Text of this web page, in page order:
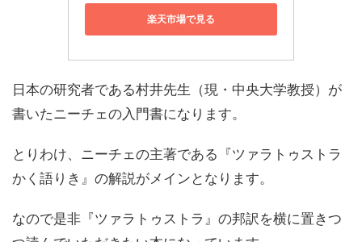
楽天市場で見る
日本の研究者である村井先生（現・中央大学教授）が
書いたニーチェの入門書になります。
とりわけ、ニーチェの主著である『ツァラトゥストラ
かく語りき』の解説がメインとなります。
なので是非『ツァラトゥストラ』の邦訳を横に置きつ